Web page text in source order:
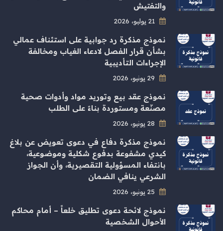
والتفتيش
نموذج مذكرة رد جوابية على استئناف عمالي
بشأن قرار الفصل لادعاء الغياب ومخالفة
الإجراءات التأديبية
نموذج عقد بيع وتوريد مواد وأدوات صحية
مصنّعة ومستوردة بناءً على الطلب
نموذج مذكرة دفاع في دعوى تعويض عن بلاغ
كيدي مشفوعة بدفوع شكلية وموضوعية،
بانتفاء المسؤولية التقصيرية، وأن الجواز
الشرعي ينافي الضمان
نموذج لائحة دعوى تطليق خلعاً – أمام محاكم
الأحوال الشخصية